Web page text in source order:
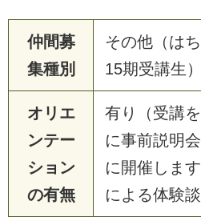
仲間募
集種別
その他（は
15期受講生）
オリエ
ンテー
ション
の有無
有り（受講
に事前説明
に開催しま
による体験